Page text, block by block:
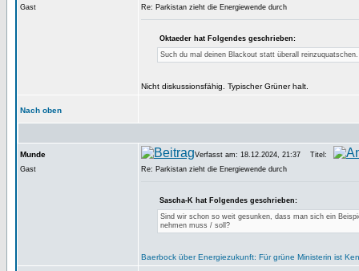
Gast
Re: Parkistan zieht die Energiewende durch
Oktaeder hat Folgendes geschrieben:
Such du mal deinen Blackout statt überall reinzuquatschen.
Nicht diskussionsfähig. Typischer Grüner halt.
Nach oben
Munde
Gast
Verfasst am: 18.12.2024, 21:37
Titel:
Re: Parkistan zieht die Energiewende durch
Sascha-K hat Folgendes geschrieben:
Sind wir schon so weit gesunken, dass man sich ein
nehmen muss / soll?
Baerbock über Energiezukunft: Für grüne Ministerin ist